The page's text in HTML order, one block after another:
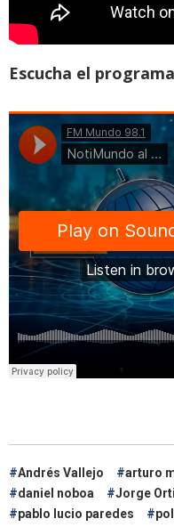
Escucha el
Andrés Vallejo arturo
daniel noboa
Jorge
pablo lucio paredes